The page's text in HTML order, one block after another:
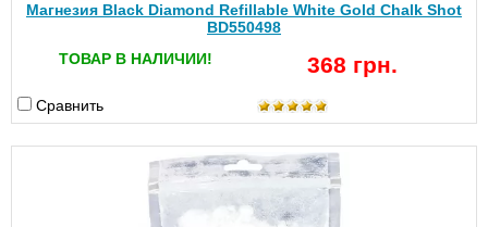
Магнезия Black Diamond Refillable White Gold Chalk Shot
BD550498
ТОВАР В НАЛИЧИИ!
368 грн.
Сравнить